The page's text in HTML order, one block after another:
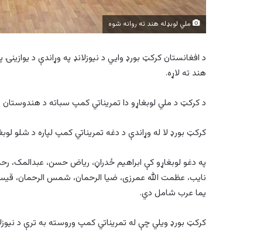
ملي لوبډله هند ته روانه شوه
د افغانستان کرکټ بورډ وايي د نیوزلانډ په وړاندې د
هند ته لاړه.
د کرکټ د ملي لوبغاړو دا تمریناتي کمپ سباته د هندوستان
کرکټ بورډ لا له وړاندې د دغه تمریناتي کمپ لپاره د شلو
په دغو لوبغاړو کې ابراهيم ځدراڼ، رياض حسن، عبدالمک،
نايب، عظمت الله عمرزی، ضيا الرحمان، شمس الرحمان،
يما عرب شامل دي.
کرکټ بورډ ویلي چې له تمریناتي کمپ وروسته به ترې د